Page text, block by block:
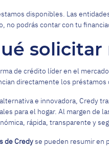
disponibles. Las
no podrás contar con tu
de crédito líder en el
directamente los
e innovadora, Credy
para el hogar. Al margen de
rápida, transparente y
de Credyse pueden resumir en